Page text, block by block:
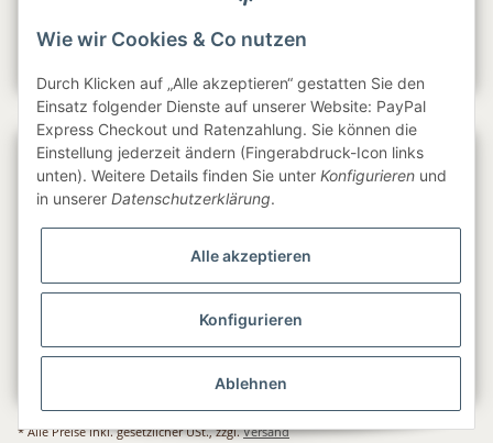
Gesetzliche Informationen
* Alle Preise inkl. gesetzlicher USt., zzgl.Versand
Wie wir Cookies & Co nutzen
Durch Klicken auf „Alle akzeptieren“ gestatten Sie den
Einsatz folgender Dienste auf unserer Website: PayPal
Express Checkout und Ratenzahlung. Sie können die
Einstellung jederzeit ändern (Fingerabdruck-Icon links
unten). Weitere Details finden Sie unter Konfigurieren und
in unserer Datenschutzerklärung.
Alle akzeptieren
Konfigurieren
Ablehnen